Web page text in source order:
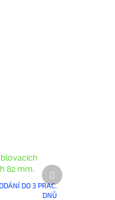
82 mm,
wolframu,
DO 3 PRAC.
DNŮ
Další
produkt